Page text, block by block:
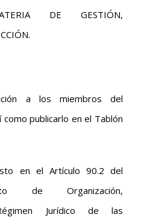
DE GESTIÓN,
a los miembros del
publicarlo en el Tablón
en el Artículo 90.2 del
de Organización,
Jurídico de las